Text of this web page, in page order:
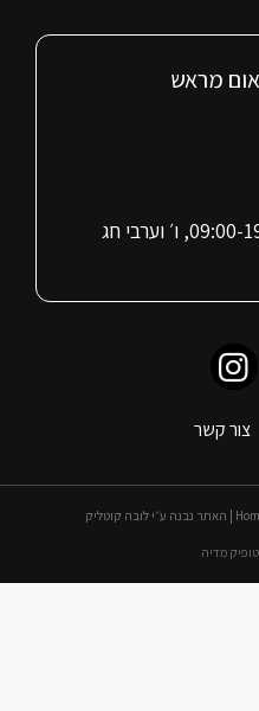
צור קשר
מראש
שעות פתיחה: א-ה 09:00-19:00, ו׳ וערבי חג
מדיה